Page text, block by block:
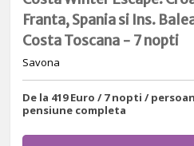
Franta, Spania si Ins.
Costa Toscana - 7 nopti
Savona
De la 419 Euro / 7 nopti /
pensiune completa